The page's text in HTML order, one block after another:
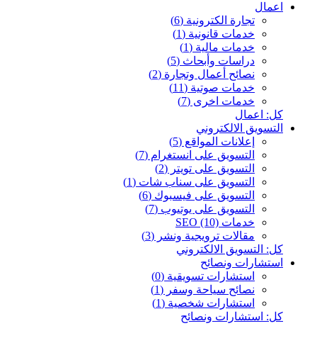
اعمال
تجارة الكترونية (6)
خدمات قانونية (1)
خدمات مالية (1)
دراسات وأبحاث (5)
نصائح أعمال وتجارة (2)
خدمات صوتية (11)
خدمات اخرى (7)
كل: اعمال
التسويق الالكتروني
إعلانات المواقع (5)
التسويق على انستغرام (7)
التسويق على تويتر (2)
التسويق على سناب شات (1)
التسويق على فيسبوك (6)
التسويق على يوتيوب (7)
خدمات SEO (10)
مقالات ترويجية ونشر (3)
كل: التسويق الالكتروني
استشارات ونصائح
استشارات تسويقية (0)
نصائح سياحة وسفر (1)
استشارات شخصية (1)
كل: استشارات ونصائح